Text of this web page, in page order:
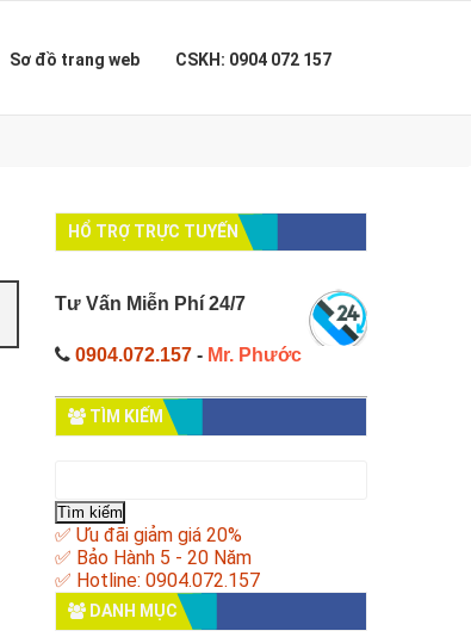
Sơ đồ trang web CSKH: 0904 072 157
HỔ TRỢ TRỰC TUYẾN
Tư Vấn Miễn Phí 24/7
0904.072.157- Mr. Phước
TÌM KIẾM
cho:
✅ Ưu đãi giảm giá 20%
✅ Bảo Hành 5 - 20 Năm
✅ Hotline: 0904.072.157
DANH MỤC